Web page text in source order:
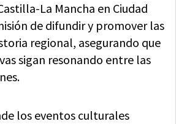
La Mancha en Ciudad
de difundir y promover las
regional, asegurando que
sigan resonando entre las
los eventos culturales